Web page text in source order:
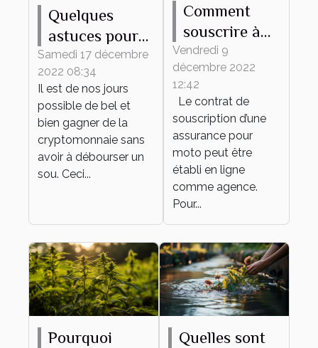
Quelques
astuces pour
trouver les
meilleurs jeux
de
cryptomonnaie
Samedi 17 décembre
2022 08:34
Il est de nos jours
possible de bel et
bien gagner de la
cryptomonnaie sans
avoir à débourser un
sou. Ceci...
Comment
souscrire à
une
assurance
moto en
ligne?
Vendredi 9
décembre 2022
12:42
Le contrat de
souscription d’une
assurance pour
moto peut être
établi en ligne
comme agence.
Pour...
Pourquoi
Quelles sont